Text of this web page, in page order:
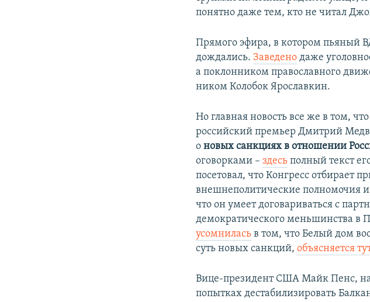
понятно даже тем, кто не читал
Прямого эфира, в котором пьяный
дождались. Заведено даже
а поклонником православного
ником Колобок Ярославкин.
Но главная новость все же в том,
российский премьер Дмитрий
оновых санкциях в отношении
оговорками –здесь полный текст
посетовал, что Конгресс отбирает
внешнеполитические полномочия
что он умеет договариваться с
демократического меньшинства в
усомнилась в том, что Белый дом
суть новых санкций,объясняется
Вице-президент США Майк Пенс,
попытках дестабилизировать